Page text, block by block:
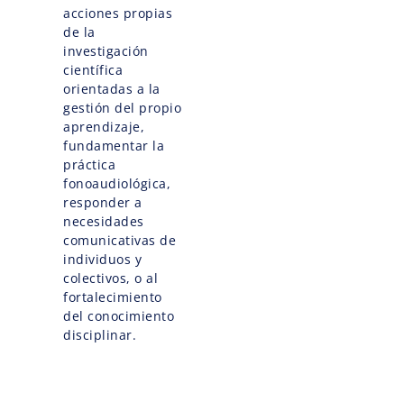
acciones propias
de la
investigación
científica
orientadas a la
gestión del propio
aprendizaje,
fundamentar la
práctica
fonoaudiológica,
responder a
necesidades
comunicativas de
individuos y
colectivos, o al
fortalecimiento
del conocimiento
disciplinar.